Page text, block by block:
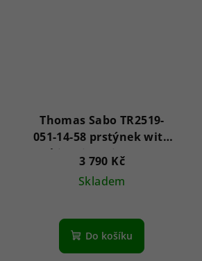
Thomas Sabo TR2519-
051-14-58 prstýnek with
white zirconia stones
Silver
3 790 Kč
Skladem
Do košíku